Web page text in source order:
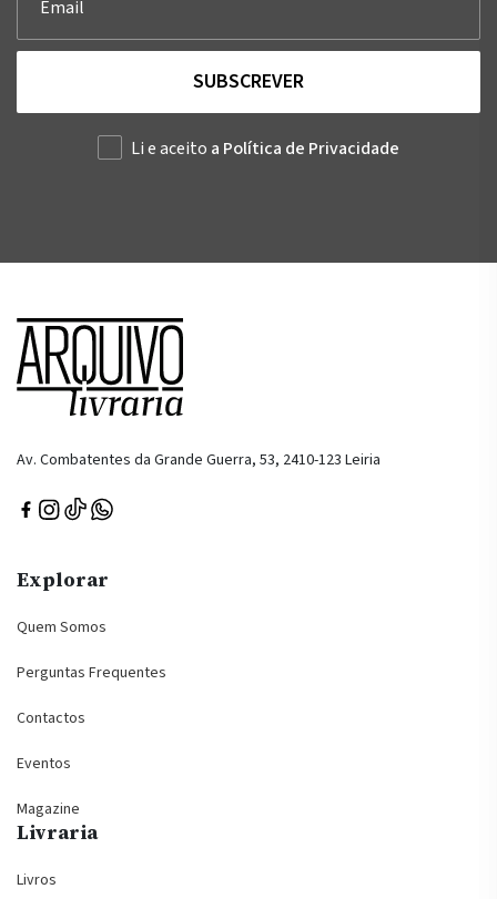
SUBSCREVER
Li e aceito a Política de Privacidade
Av. Combatentes da Grande Guerra, 53, 2410-123 Leiria
Explorar
Quem Somos
Perguntas Frequentes
Contactos
Eventos
Magazine
Livraria
Livros